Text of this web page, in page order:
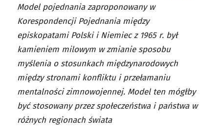
Model pojednania zaproponowany w
Korespondencji Pojednania między
episkopatami Polski i Niemiec z 1965 r. był
kamieniem milowym w zmianie sposobu
myślenia o stosunkach międzynarodowych
między stronami konfliktu i przełamaniu
mentalności zimnowojennej. Model ten mógłby
być stosowany przez społeczeństwa i państwa w
różnych regionach świata